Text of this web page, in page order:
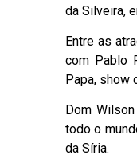
da Silveira,
Entre as
com Pablo
Papa, show
Dom
todo o
da Síria.